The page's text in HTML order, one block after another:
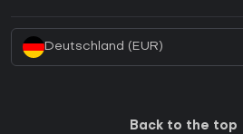
Deutschland (EUR)
Back to the top